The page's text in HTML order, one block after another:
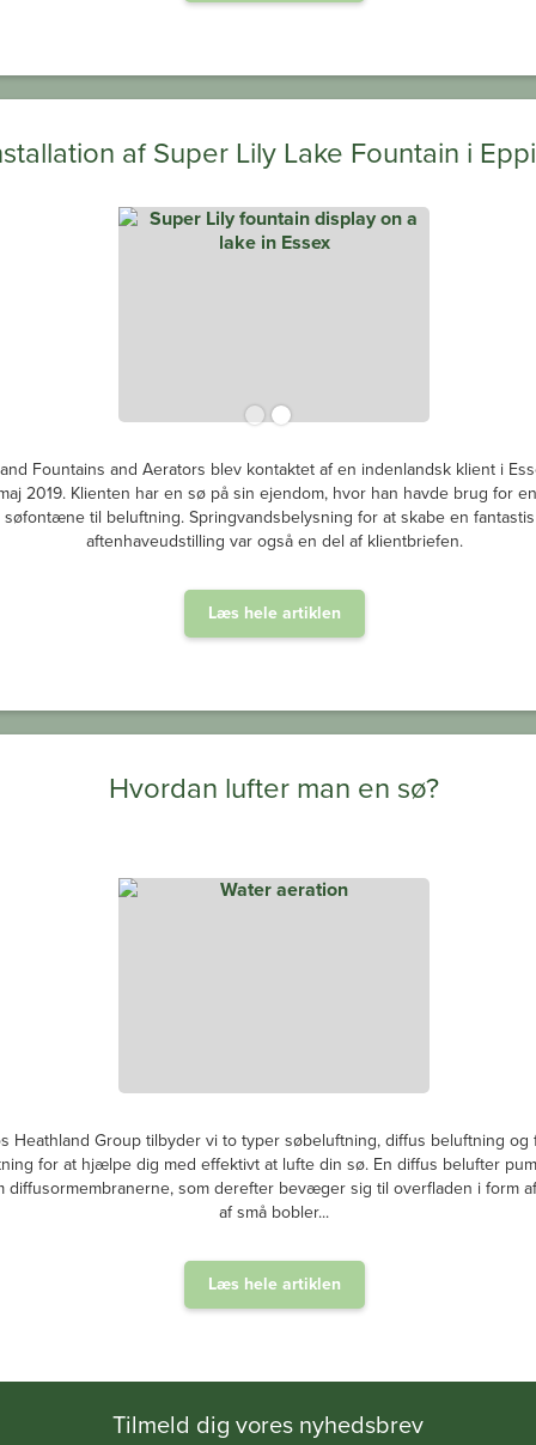
af Super Lily Lake Fountain i
Fountains and Aerators blev kontaktet af en indenlandsk klient i
2019. Klienten har en sø på sin ejendom, hvor han havde brug for
søfontæne til beluftning. Springvandsbelysning for at skabe en
aftenhaveudstilling var også en del af klientbriefen.
Læs hele artiklen
Hvordan lufter man en sø?
Heathland Group tilbyder vi to typer søbeluftning, diffus beluftning og
for at hjælpe dig med effektivt at lufte din sø. En diffus belufter
diffusormembranerne, som derefter bevæger sig til overfladen i form
af små bobler...
Læs hele artiklen
Tilmeld dig vores nyhedsbrev